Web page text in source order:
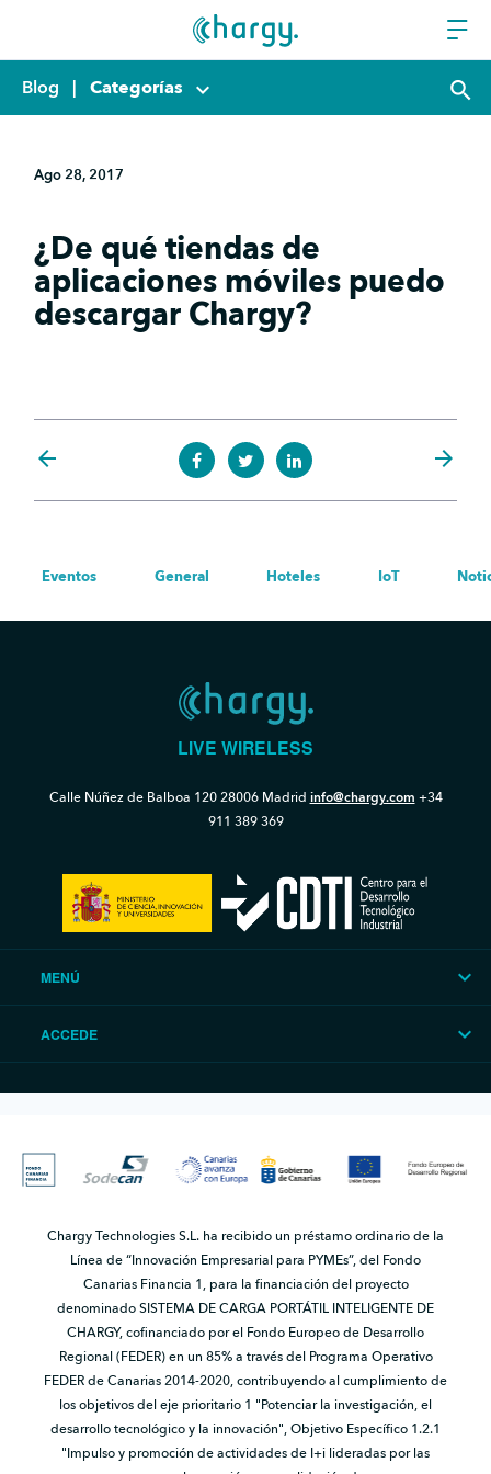
Blog | Categorías keyboard_arrow_down search
Ago 28, 2017
¿De qué tiendas de
aplicaciones móviles puedo
descargar Chargy?
arrow_back arrow_forward
Eventos General Hoteles IoT
LIVE WIRELESS
Calle Núñez de Balboa 12028006 Madrid info@chargy.com +34
911 389 369
MENÚ
ACCEDE
Chargy Technologies S.L. ha recibido un préstamo ordinario de la
Línea de “Innovación Empresarial para PYMEs”, del Fondo
Canarias Financia 1, para la financiación del proyecto
denominado SISTEMA DE CARGA PORTÁTIL INTELIGENTE DE
CHARGY, cofinanciado por el Fondo Europeo de Desarrollo
Regional (FEDER) en un 85% a través del Programa Operativo
FEDER de Canarias 2014-2020, contribuyendo al cumplimiento de
los objetivos del eje prioritario 1 "Potenciar la investigación, el
desarrollo tecnológico y la innovación", Objetivo Específico 1.2.1
"Impulso y promoción de actividades de I+i lideradas por las